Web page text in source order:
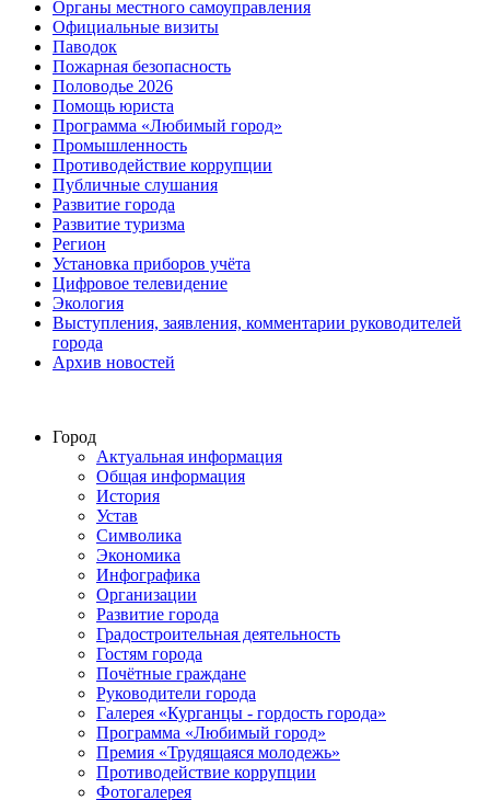
Органы местного самоуправления
Официальные визиты
Паводок
Пожарная безопасность
Половодье 2026
Помощь юриста
Программа «Любимый город»
Промышленность
Противодействие коррупции
Публичные слушания
Развитие города
Развитие туризма
Регион
Установка приборов учёта
Цифровое телевидение
Экология
Выступления, заявления, комментарии руководителей
города
Архив новостей
Город
Актуальная информация
Общая информация
История
Устав
Символика
Экономика
Инфографика
Организации
Развитие города
Градостроительная деятельность
Гостям города
Почётные граждане
Руководители города
Галерея «Курганцы - гордость города»
Программа «Любимый город»
Премия «Трудящаяся молодежь»
Противодействие коррупции
Фотогалерея